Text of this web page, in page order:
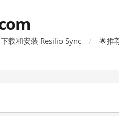
下载和安装 Resilio Sync 🌟推